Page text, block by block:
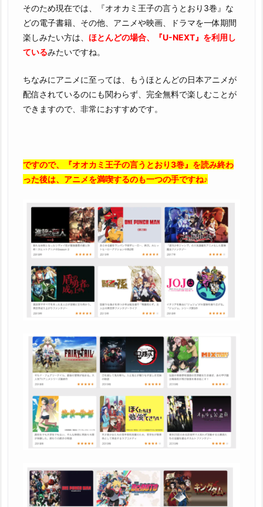
そのため現在では、『オオカミ王子の言うとおり3巻』な
どの電子書籍、その他、アニメや映画、ドラマを一体期間
楽しみたい方は、 ほとんどの場合、『U-NEXT』を利用し
ているみたいですね。
ちなみにアニメに至っては、もうほとんどの日本アニメが
配信されているのにも関わらず、完全無料で楽しむことが
できますので、非常におすすめです。
ですので、『オオカミ王子の言うとおり3巻』を読み終わ
った後は、アニメを満喫するのも一つの手ですね♪